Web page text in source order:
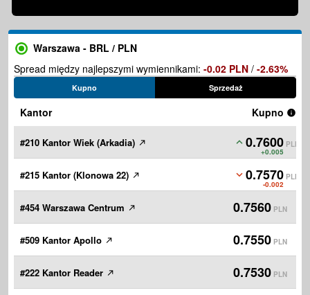
Warszawa - BRL / PLN
Spread między najlepszymi wymiennikami: -0.02 PLN / -2.63%
Kupno Sprzedaż
Kantor Kupno
#210 Kantor Wiek (Arkadia) 0.7600
+0.005
PLN
#215 Kantor (Klonowa 22) 0.7570
-0.002
PLN
#454 Warszawa Centrum 0.7560 PLN
#509 Kantor Apollo 0.7550 PLN
#222 Kantor Reader 0.7530 PLN